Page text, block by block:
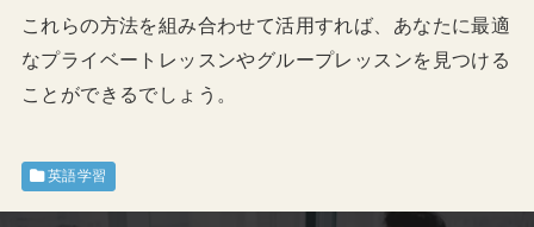
これらの方法を組み合わせて活用すれば、あなたに最適
なプライベートレッスンやグループレッスンを見つける
ことができるでしょう。
英語学習